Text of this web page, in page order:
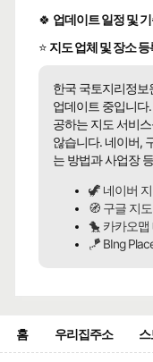
🍀 업데이트 일정 및
⭐ 지도 업체 및 장소 등
한국 국토지리정
업데이트 중입니다
공하는 지도 서비
않습니다. 네이버,
는 방법과 사업장
🦖 네이버
🧭 구글 지
🐤 카카오맵
🪁 BIng
홈 우리집주소 스